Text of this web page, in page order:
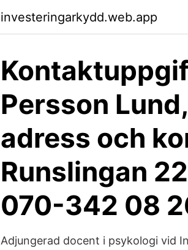
investeringarkydd.web.app
Persson
adress och
Runslingan
070-342 08
Adjungerad docent i psykologi vid